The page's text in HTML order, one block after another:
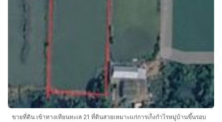
ขายที่ดิน เข้าทางเทียนทะเล 21 ที่ดินสวยเหมาะแก่การเก็งกำไรหมู่บ้านขึ้นรอบ